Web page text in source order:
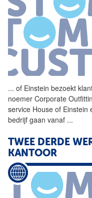
... of Einstein bezoekt
noemer Corporate
service House of Einstein
bedrijf gaan vanaf ...
TWEE DERDE
KANTOOR